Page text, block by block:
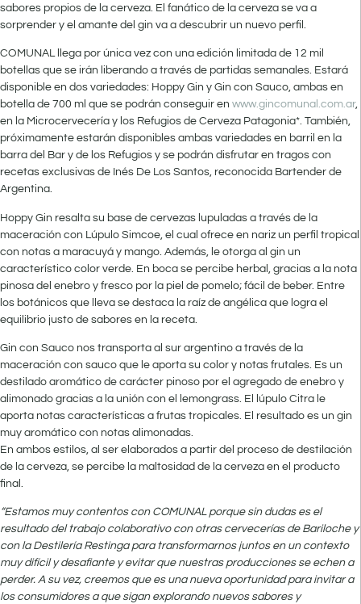
sabores propios de la cerveza. El fanático de la cerveza se va a
sorprender y el amante del gin va a descubrir un nuevo perfil.
COMUNAL llega por única vez con una edición limitada de 12 mil
botellas que se irán liberando a través de partidas semanales. Estará
disponible en dos variedades: Hoppy Gin y Gin con Sauco, ambas en
botella de 700 ml que se podrán conseguir en www.gincomunal.com.ar,
en la Microcervecería y los Refugios de Cerveza Patagonia*. También,
próximamente estarán disponibles ambas variedades en barril en la
barra del Bar y de los Refugios y se podrán disfrutar en tragos con
recetas exclusivas de Inés De Los Santos, reconocida Bartender de
Argentina.
Hoppy Gin resalta su base de cervezas lupuladas a través de la
maceración con Lúpulo Simcoe, el cual ofrece en nariz un perfil tropical
con notas a maracuyá y mango. Además, le otorga al gin un
característico color verde. En boca se percibe herbal, gracias a la nota
pinosa del enebro y fresco por la piel de pomelo; fácil de beber. Entre
los botánicos que lleva se destaca la raíz de angélica que logra el
equilibrio justo de sabores en la receta.
Gin con Sauco nos transporta al sur argentino a través de la
maceración con sauco que le aporta su color y notas frutales. Es un
destilado aromático de carácter pinoso por el agregado de enebro y
alimonado gracias a la unión con el lemongrass. El lúpulo Citra le
aporta notas características a frutas tropicales. El resultado es un gin
muy aromático con notas alimonadas.
En ambos estilos, al ser elaborados a partir del proceso de destilación
de la cerveza, se percibe la maltosidad de la cerveza en el producto
final.
“Estamos muy contentos con COMUNAL porque sin dudas es el
resultado del trabajo colaborativo con otras cervecerías de Bariloche y
con la Destilería Restinga para transformarnos juntos en un contexto
muy difícil y desafiante y evitar que nuestras producciones se echen a
perder. A su vez, creemos que es una nueva oportunidad para invitar a
los consumidores a que sigan explorando nuevos sabores y